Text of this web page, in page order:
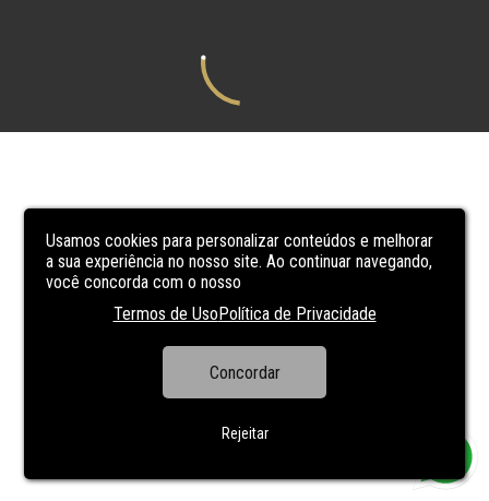
Usamos cookies para personalizar conteúdos e melhorar
a sua experiência no nosso site. Ao continuar navegando,
você concorda com o nosso
Termos de UsoPolítica de Privacidade
Concordar
Rejeitar